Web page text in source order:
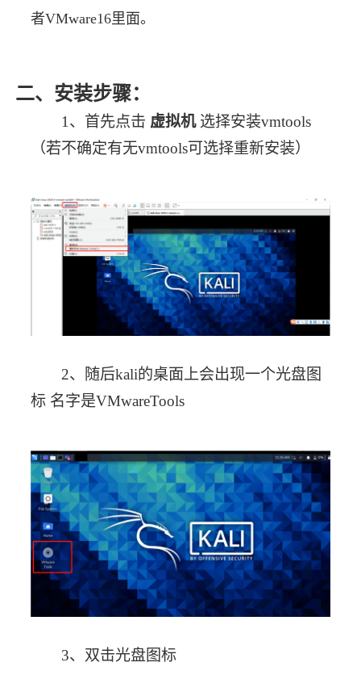
者VMware16里面。
二、安装步骤：
1、首先点击 虚拟机 选择安装vmtools
（若不确定有无vmtools可选择重新安装）
2、随后kali的桌面上会出现一个光盘图
标 名字是VMwareTools
3、双击光盘图标